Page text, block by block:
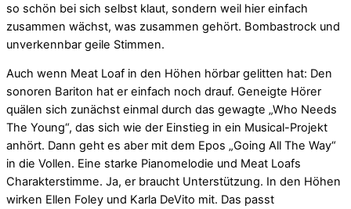
so schön bei sich selbst klaut, sondern weil hier einfach
zusammen wächst, was zusammen gehört. Bombastrock und
unverkennbar geile Stimmen.
Auch wenn Meat Loaf in den Höhen hörbar gelitten hat: Den
sonoren Bariton hat er einfach noch drauf. Geneigte Hörer
quälen sich zunächst einmal durch das gewagte „Who Needs
The Young“, das sich wie der Einstieg in ein Musical-Projekt
anhört. Dann geht es aber mit dem Epos „Going All The Way“
in die Vollen. Eine starke Pianomelodie und Meat Loafs
Charakterstimme. Ja, er braucht Unterstützung. In den Höhen
wirken Ellen Foley und Karla DeVito mit. Das passt